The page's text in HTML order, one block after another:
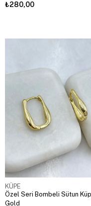
₺280,00
KÜPE
Özel Seri Bombeli Sütun
Gold